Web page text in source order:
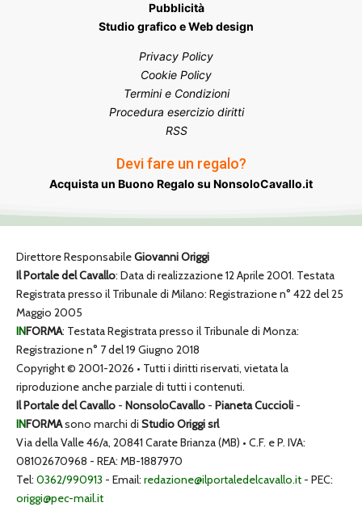
Pubblicità
Studio grafico e Web design
Privacy Policy
Cookie Policy
Termini e Condizioni
Procedura esercizio diritti
RSS
Devi fare un regalo?
Acquista un Buono Regalo su NonsoloCavallo.it
Direttore ResponsabileGiovanni Origgi
Il Portale del Cavallo: Data di realizzazione 12 Aprile 2001. Testata
Registrata presso il Tribunale di Milano: Registrazione n° 422 del 25
Maggio 2005
INFORMA: Testata Registrata presso il Tribunale di Monza:
Registrazione n° 7 del 19 Giugno 2018
Copyright © 2001-2026 • Tutti i diritti riservati, vietata la
riproduzione anche parziale di tutti i contenuti.
Il Portale del Cavallo - NonsoloCavallo - Pianeta Cuccioli -
INFORMAsono marchi di Studio Origgi srl
Via della Valle 46/a, 20841 Carate Brianza (MB) • C.F. e P. IVA:
08102670968 - REA: MB-1887970
Tel: 0362/990913 - Email: redazione@ilportaledelcavallo.it - PEC:
origgi@pec-mail.it